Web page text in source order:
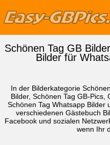
Schönen Tag GB
Bilder für
In der Bilderkategorie
Bilder, Schönen Tag GB-
Schönen Tag Whatsapp Bilder
verschiedenen Gästebuch
Facebook und sozialen
wenn Ihr